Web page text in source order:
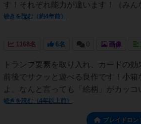
す！それぞれ能力が違います！（み
続きを読む（約4年前）
1168名 6名 0 画像
トランプ要素を取り入れ、カードの
前後でサクッと遊べる良作です！小
よ。なんと言っても「絵柄」がカッ
続きを読む（4年以上前）
ブレイドロン